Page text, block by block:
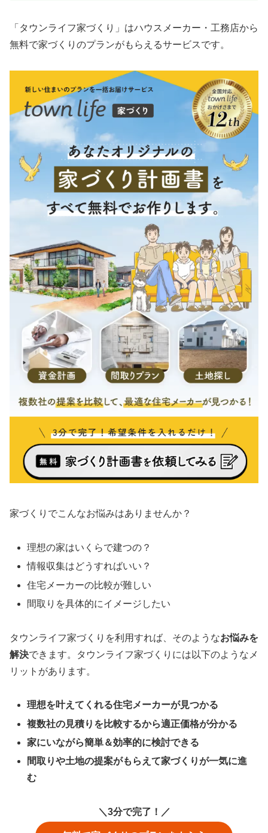
「タウンライフ家づくり」はハウスメーカー・工務店から
無料で家づくりのプランがもらえるサービスです。
家づくりでこんなお悩みはありませんか？
理想の家はいくらで建つの？
情報収集はどうすればいい？
住宅メーカーの比較が難しい
間取りを具体的にイメージしたい
タウンライフ家づくりを利用すれば、そのようなお悩みを
解決できます。タウンライフ家づくりには以下のようなメ
リットがあります。
理想を叶えてくれる住宅メーカーが見つかる
複数社の見積りを比較するから適正価格が分かる
家にいながら簡単＆効率的に検討できる
間取りや土地の提案がもらえて家づくりが一気に進
む
＼3分で完了！／